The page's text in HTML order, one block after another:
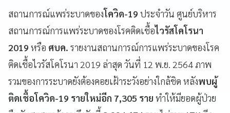
สถานการณ์แพร่ระบาดของโควิด-19 ประจำวัน ศูนย์บริหาร
สถานการณ์การแพร่ระบาดของโรคติดเชื้อไวรัสโคโรนา
2019 หรือ ศบค. รายงานสถานการณ์การแพร่ระบาดของโรค
ติดเชื้อไวรัสโคโรนา 2019 ล่าสุด วันที่ 12 พ.ย. 2564 ภาพ
รวมของการระบาดยังต้องคอยเฝ้าระวังอย่างใกล้ชิด หลังพบผู้
ติดเชื้อโควิด-19 รายใหม่อีก 7,305 ราย ทำให้มียอดผู้ป่วย